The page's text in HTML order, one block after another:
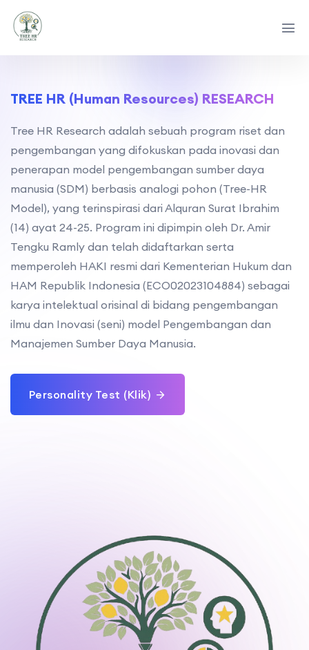
TREE HR (Human Resources) RESEARCH
Tree HR Research adalah sebuah program riset dan
pengembangan yang difokuskan pada inovasi dan
penerapan model pengembangan sumber daya
manusia (SDM) berbasis analogi pohon (Tree-HR
Model), yang terinspirasi dari Alquran Surat Ibrahim
(14) ayat 24-25. Program ini dipimpin oleh Dr. Amir
Tengku Ramly dan telah didaftarkan serta
memperoleh HAKI resmi dari Kementerian Hukum dan
HAM Republik Indonesia (ECO02023104884) sebagai
karya intelektual orisinal di bidang pengembangan
ilmu dan Inovasi (seni) model Pengembangan dan
Manajemen Sumber Daya Manusia.
Personality Test (Klik)